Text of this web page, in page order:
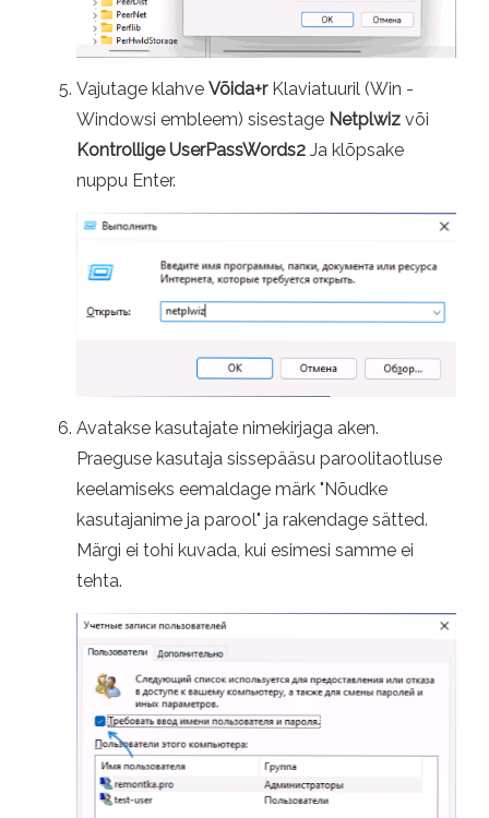
Vajutage klahve Võida+rKlaviatuuril (Win -
Windowsi embleem) sisestage Netplwiz või
Kontrollige UserPassWords2 Ja klõpsake
nuppu Enter.
Avatakse kasutajate nimekirjaga aken.
Praeguse kasutaja sissepääsu paroolitaotluse
keelamiseks eemaldage märk "Nõudke
kasutajanime ja parool" ja rakendage sätted.
Märgi ei tohi kuvada, kui esimesi samme ei
tehta.